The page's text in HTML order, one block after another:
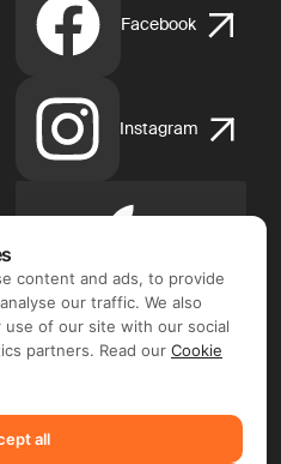
Facebook
Instagram
App
Store
content and ads, to provide
our traffic. We also
of our site with our social
partners. Read our Cookie
all